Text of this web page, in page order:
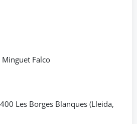
Minguet Falco
Les Borges Blanques (Lleida,